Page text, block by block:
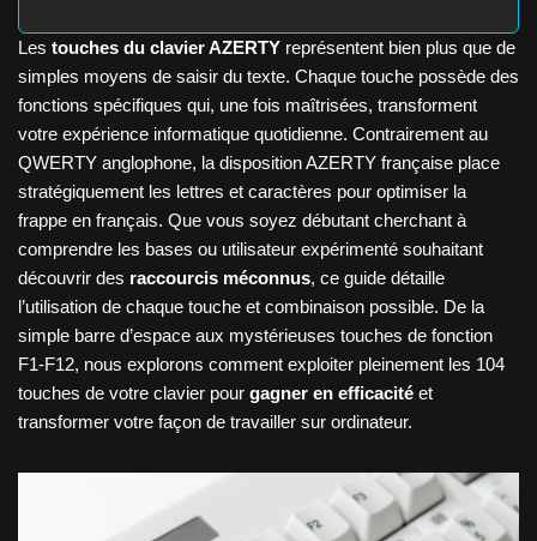
Les touches du clavier AZERTY représentent bien plus que de
simples moyens de saisir du texte. Chaque touche possède des
fonctions spécifiques qui, une fois maîtrisées, transforment
votre expérience informatique quotidienne. Contrairement au
QWERTY anglophone, la disposition AZERTY française place
stratégiquement les lettres et caractères pour optimiser la
frappe en français. Que vous soyez débutant cherchant à
comprendre les bases ou utilisateur expérimenté souhaitant
découvrir des raccourcis méconnus, ce guide détaille
l’utilisation de chaque touche et combinaison possible. De la
simple barre d’espace aux mystérieuses touches de fonction
F1-F12, nous explorons comment exploiter pleinement les 104
touches de votre clavier pour gagner en efficacité et
transformer votre façon de travailler sur ordinateur.